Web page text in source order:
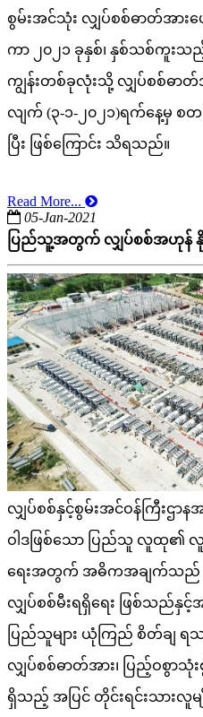
စွမ်းအင်သုံး လျှပ်စစ်ဓာတ်အာ
ကာ ၂၀၂၁ ခုနှစ်၊ နှစ်သစ်ကူးသ
ကျွန်းတစ်ခုလုံးသို့ လျှပ်စစ်ဓာ
လျက် (၃-၁-၂၀၂၁)ရက်နေ့မှ စတင်
ပြီး ဖြစ်ကြောင်း သိရသည်။
Read More...
05-Jan-2021
ပြည်သူ့အတွက် လျှပ်စစ်အဟုန်
လျှပ်စစ်နှင့်စွမ်းအင်ဝန်ကြီးဌာန
ဝါဒဖြစ်သော ပြည်သူ လူထု၏ လူ
ရေးအတွက် အဓိကအချက်သည်
လျှပ်စစ်မီးရရှိရေး ဖြစ်သည်နှ
ပြည်သူများ ယုံကြည် စိတ်ချ
လျှပ်စစ်ဓာတ်အား၊ ပြည့်ဝစွာ
ရှိသည့် အပြင် တိုင်းရင်းသားလူမ